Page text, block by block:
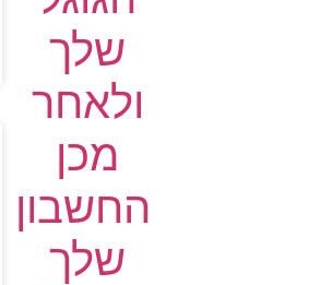
שלך
ולאחר
מכן
החשבון
שלך